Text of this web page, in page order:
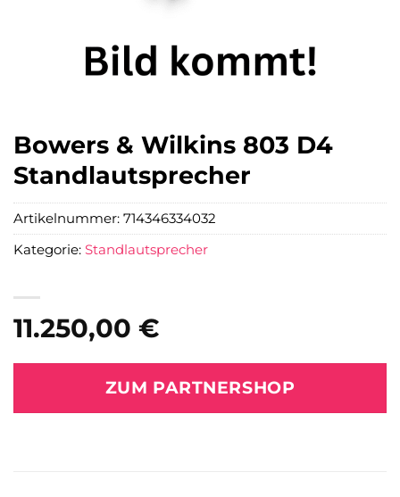
Bowers & Wilkins 803 D4
Standlautsprecher
11.250,00 €
ZUM PARTNERSHOP
Artikelnummer: 714346334032
Kategorie: Standlautsprecher